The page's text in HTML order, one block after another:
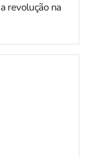
revolução na